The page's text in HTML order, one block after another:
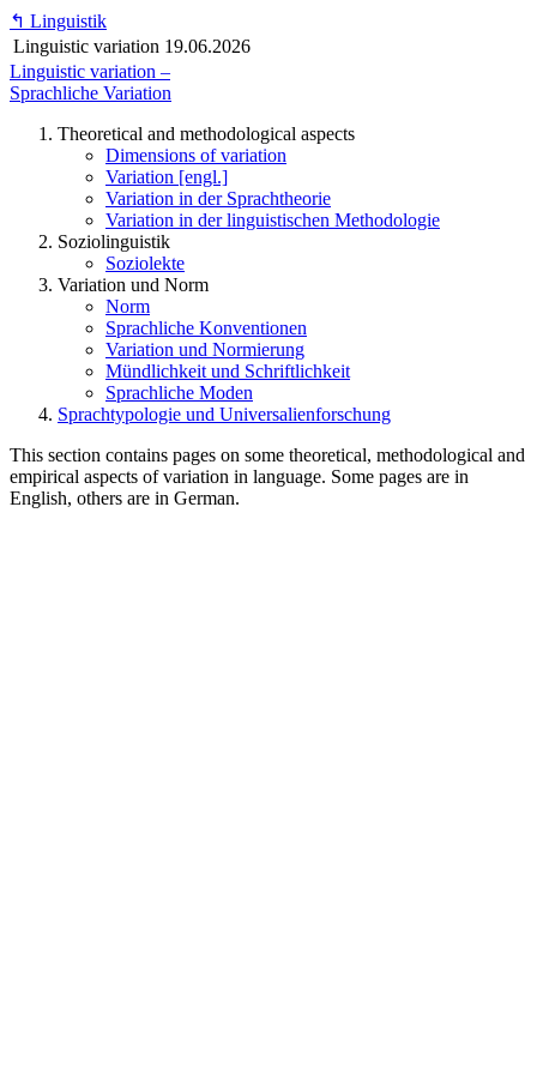
↰ Linguistik
Linguistic variation 19.06.2026
Linguistic variation –
Sprachliche Variation
Theoretical and methodological aspects
Dimensions of variation
Variation [engl.]
Variation in der Sprachtheorie
Variation in der linguistischen Methodologie
Soziolinguistik
Soziolekte
Variation und Norm
Norm
Sprachliche Konventionen
Variation und Normierung
Mündlichkeit und Schriftlichkeit
Sprachliche Moden
Sprachtypologie und Universalienforschung
This section contains pages on some theoretical, methodological and
empirical aspects of variation in language. Some pages are in
English, others are in German.